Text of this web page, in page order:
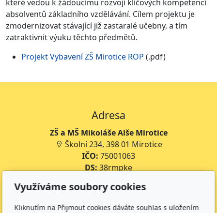
které vedou k žádoucímu rozvoji klíčových kompetencí
absolventů základního vzdělávání. Cílem projektu je
zmodernizovat stávající již zastaralé učebny, a tím
zatraktivnit výuku těchto předmětů.
Projekt Vybavení ZŠ Mirotice ROP (.pdf)
Adresa
ZŠ a MŠ Mikoláše Alše Mirotice
Školní 234, 398 01 Mirotice
IČO: 75001063
DS: 38rmpke
Číslo účtu jídelny:643227399/0800
Využíváme soubory cookies
Kliknutím na Přijmout cookies dáváte souhlas s uložením